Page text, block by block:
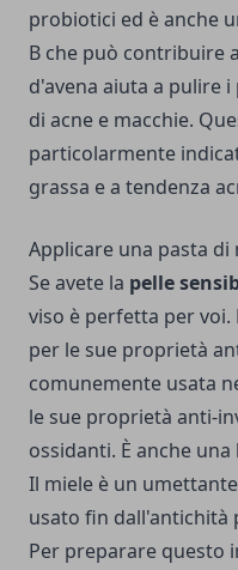
probiotici ed è anche
B che può contribuire
d'avena aiuta a pulire
di acne e macchie.
particolarmente
grassa e a tendenza
Applicare una pasta di
Se avete la pelle
viso è perfetta per voi.
per le sue proprietà
comunemente usata
le sue proprietà anti-
ossidanti. È anche
Il miele è un
usato fin dall'antichità
Per preparare questo